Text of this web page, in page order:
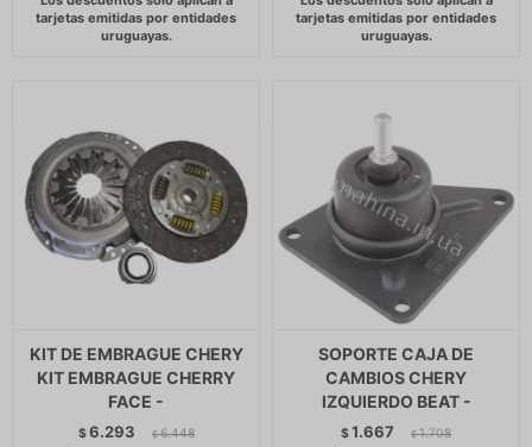
KIT DE EMBRAGUE CHERY
KIT EMBRAGUE CHERRY
FACE -
$6.293 $ 6.448
SOPORTE CAJA DE
CAMBIOS CHERY
IZQUIERDO BEAT -
$1.667 $ 1.708